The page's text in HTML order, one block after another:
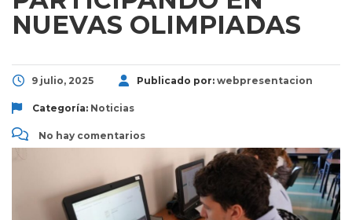
NUEVAS OLIMPIADAS
9 julio, 2025 Publicado por: webpresentacion
Categoría: Noticias
No hay comentarios